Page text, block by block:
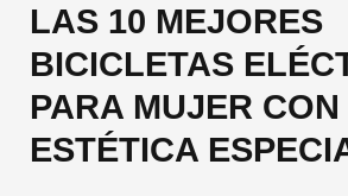
LAS 10 MEJORES
BICICLETAS
PARA MUJER
ESTÉTICA